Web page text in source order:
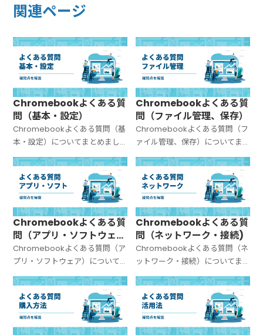
関連ページ
Chromebookよくある質
問（基本・設定）
Chromebookよくある質問（基
本・設定）についてまとめまし
た。
Chromebookよくある質
問（ファイル管理、保存）
Chromebookよくある質問（フ
ァイル管理、保存）についてま
とめました。
Chromebookよくある質
問（アプリ・ソフトウェ
ア）
Chromebookよくある質問（ア
プリ・ソフトウェア）について
まとめました。
Chromebookよくある質
問（ネットワーク・接続)
Chromebookよくある質問（ネ
ットワーク・接続）についてま
とめました。